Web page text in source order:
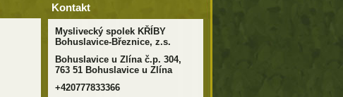
Kontakt
Myslivecký spolek KŘÍBY
Bohuslavice-Březnice, z.s.
Bohuslavice u Zlína č.p. 304,
763 51 Bohuslavice u Zlína
+420777833366